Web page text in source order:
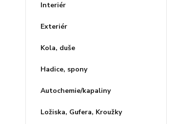
Interiér
Exteriér
Kola, duše
Hadice, spony
Autochemie/kapaliny
Ložiska, Gufera, Kroužky